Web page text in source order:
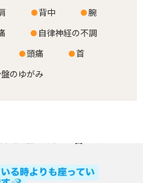
ブログ
い合わせ
886-8602
背中
腕
自律神経の不調
頭痛
首
のゆがみ